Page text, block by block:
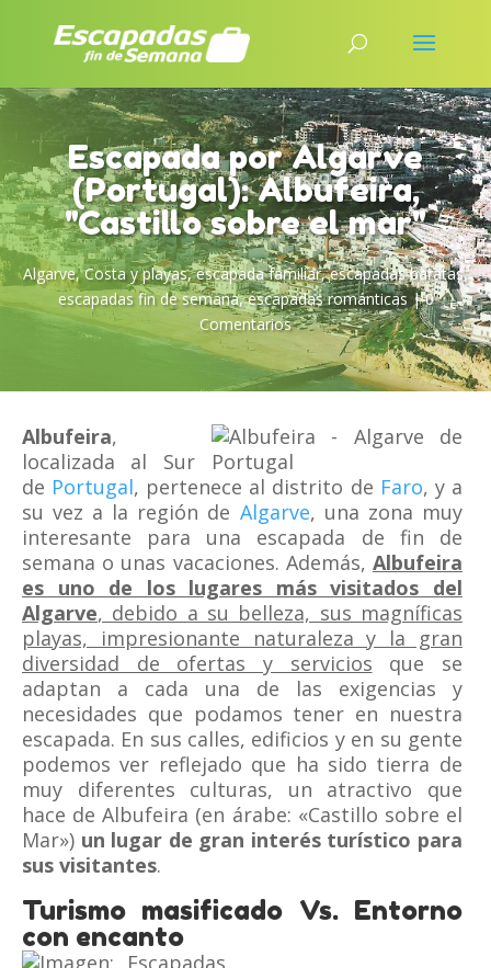
Escapada por Algarve
(Portugal): Albufeira,
"Castillo sobre el mar"
Algarve,Costa y playas,escapada familiar,escapadas baratas,
escapadas fin de semana,escapadas románticas |0
Comentarios
Albufeira,
localizada al Sur
de Portugal, pertenece al distrito de Faro, y a
su vez a la región de Algarve, una zona muy
interesante para una escapada de fin de
semana o unas vacaciones. Además, Albufeira
es uno de los lugares más visitados del
Algarve, debido a su belleza, sus magníficas
playas, impresionante naturaleza y la gran
diversidad de ofertas y servicios que se
adaptan a cada una de las exigencias y
necesidades que podamos tener en nuestra
escapada. En sus calles, edificios y en su gente
podemos ver reflejado que ha sido tierra de
muy diferentes culturas, un atractivo que
hace de Albufeira (en árabe: «Castillo sobre el
Mar») un lugar de gran interés turístico para
sus visitantes.
Turismo masificado Vs. Entorno
con encanto